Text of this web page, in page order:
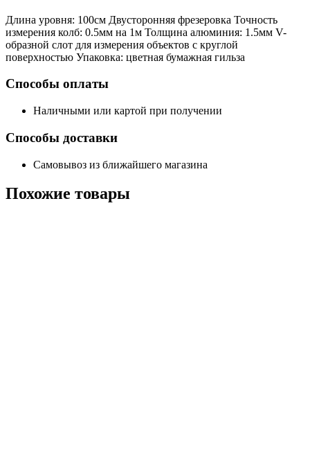
Длина уровня: 100см Двусторонняя фрезеровка Точность
измерения колб: 0.5мм на 1м Толщина алюминия: 1.5мм V-
образной слот для измерения объектов с круглой
поверхностью Упаковка: цветная бумажная гильза
Способы оплаты
Наличными или картой при получении
Способы доставки
Самовывоз из ближайшего магазина
Похожие товары